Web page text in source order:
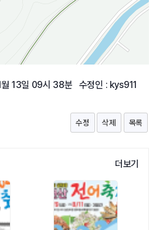
13일 09시 38분 수정인 : kys911
수정 삭제 목록
더보기